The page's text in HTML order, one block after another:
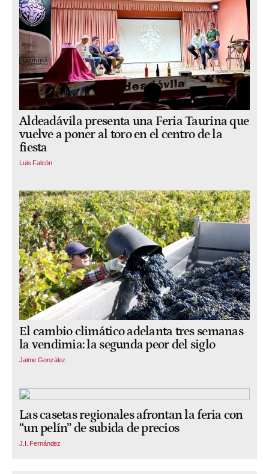
Aldeadávila presenta una Feria Taurina que
vuelve a poner al toro en el centro de la
fiesta
Luis Falcón
El cambio climático adelanta tres semanas
la vendimia: la segunda peor del siglo
Jaime González
Las casetas regionales afrontan la feria con
“un pelín” de subida de precios
J.I. Fernández